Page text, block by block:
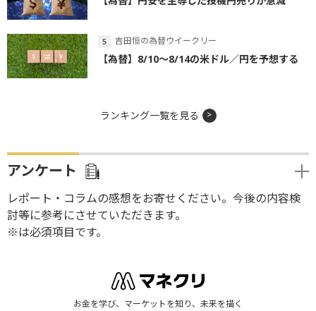
吉田恒の為替ウイークリー
【為替】8/10～8/14の米ドル／円を予想する
ランキング一覧を見る
アンケート
レポート・コラムの感想をお寄せください。今後の内容検
討等に参考にさせていただきます。
※は必須項目です。
お金を学び、マーケットを知り、未来を描く